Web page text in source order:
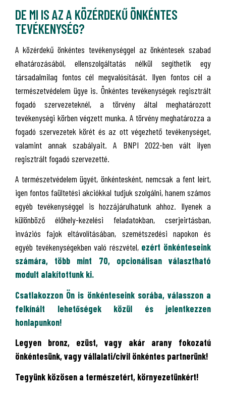
DE MI IS AZ A KÖZÉRDEKŰ ÖNKÉNTES
TEVÉKENYSÉG?
A közérdekű önkéntes tevékenységgel az önkéntesek szabad
elhatározásából, ellenszolgáltatás nélkül segíthetik egy
társadalmilag fontos cél megvalósítását. Ilyen fontos cél a
természetvédelem ügye is. Önkéntes tevékenységek regisztrált
fogadó szervezeteknél, a törvény által meghatározott
tevékenységi körben végzett munka. A törvény meghatározza a
fogadó szervezetek körét és az ott végezhető tevékenységet,
valamint annak szabályait. A BNPI 2022-ben vált ilyen
regisztrált fogadó szervezetté.
A természetvédelem ügyét, önkéntesként, nemcsak a fent leírt,
igen fontos faültetési akciókkal tudjuk szolgálni, hanem számos
egyéb tevékenységgel is hozzájárulhatunk ahhoz. Ilyenek a
különböző élőhely-kezelési feladatokban, cserjeirtásban,
inváziós fajok eltávolításában, szemétszedési napokon és
egyéb tevékenységekben való részvétel, ezért önkénteseink
számára, több mint 70, opcionálisan választható
modult alakítottunk ki.
Csatlakozzon Ön is önkénteseink sorába, válasszon a
felkínált lehetőségek közül és jelentkezzen
honlapunkon!
Legyen bronz, ezüst, vagy akár arany fokozatú
önkéntesünk, vagy vállalati/civil önkéntes partnerünk!
Tegyünk közösen a természetért, környezetünkért!